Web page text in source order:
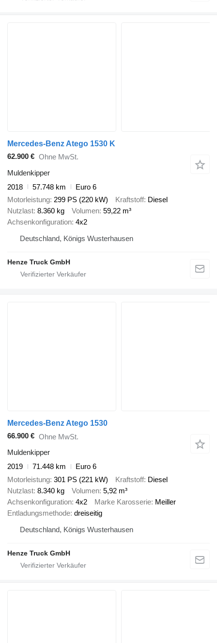
Mercedes-Benz Atego 1530 K
62.900 € Ohne MwSt.
Muldenkipper
2018
57.748 km
Euro 6
Motorleistung 299 PS (220 kW) Kraftstoff Diesel
Nutzlast 8.360 kg Volumen 59,22 m³
Achsenkonfiguration 4x2
Deutschland, Königs Wusterhausen
Henze Truck GmbH
Mercedes-Benz Atego 1530
66.900 € Ohne MwSt.
Muldenkipper
2019
71.448 km
Euro 6
Motorleistung 301 PS (221 kW) Kraftstoff Diesel
Nutzlast 8.340 kg Volumen 5,92 m³
Achsenkonfiguration 4x2 Marke Karosserie Meiller
Entladungsmethode dreiseitig
Deutschland, Königs Wusterhausen
Henze Truck GmbH